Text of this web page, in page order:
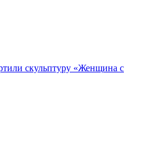
скульптуру «Женщина с